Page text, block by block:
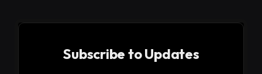
Subscribe to Updates